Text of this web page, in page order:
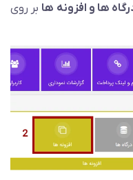
ها و افزونه ها بر روی